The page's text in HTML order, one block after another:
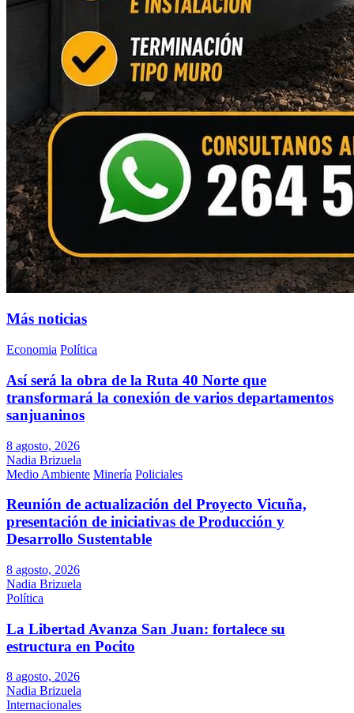
Más noticias
Economia Política
Así será la obra de la Ruta 40 Norte que
transformará la conexión de varios departamentos
sanjuaninos
8 agosto, 2026
Nadia Brizuela
Medio Ambiente Minería Policiales
Reunión de actualización del Proyecto Vicuña,
presentación de iniciativas de Producción y
Desarrollo Sustentable
8 agosto, 2026
Nadia Brizuela
Política
La Libertad Avanza San Juan: fortalece su
estructura en Pocito
8 agosto, 2026
Nadia Brizuela
Internacionales